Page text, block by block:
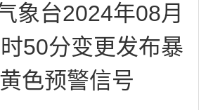
象台2024年08月
50分变更发布暴
色预警信号